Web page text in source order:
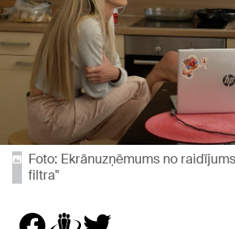
Foto: Ekrānuzņēmums no
filtra"